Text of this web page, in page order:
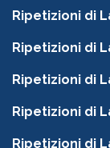
Ripetizioni di
Ripetizioni di
Ripetizioni di
Ripetizioni di
Ripetizioni di